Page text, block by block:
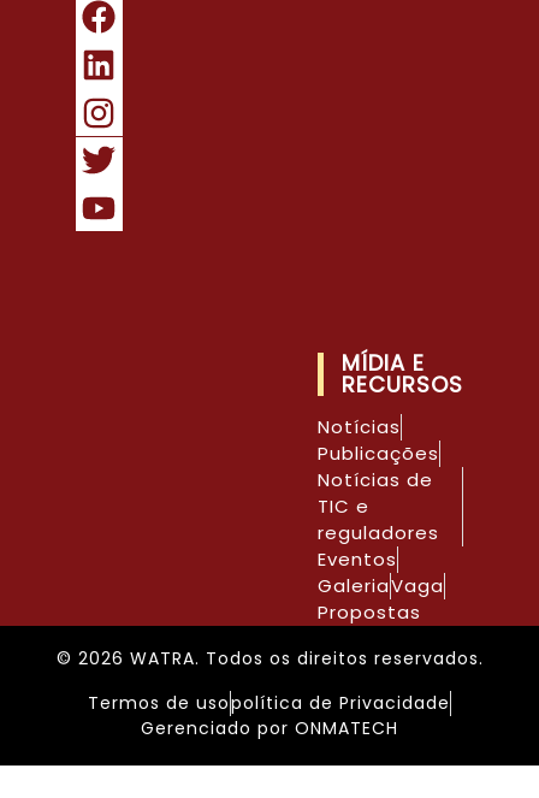
MÍDIA E
RECURSOS
Notícias
Publicações
Notícias de
TIC e
reguladores
Eventos
GaleriaVaga
Propostas
© 2026 WATRA. Todos os direitos reservados.
Termos de usopolítica de Privacidade
Gerenciado por ONMATECH